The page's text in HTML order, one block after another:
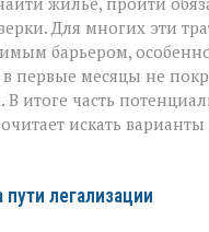
Для многих эти
барьером,
первые месяцы не
В итоге часть
искать
легализации